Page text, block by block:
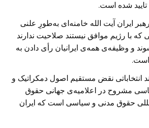
شده است.
۳۰ دی ۱۳۹۴، رهبر ایران آیت الله خامنه‌ای به‌طورِ علنی
که با رژیم موافق نیستند صلاحیت ندارند
و وظیفه‌ی همه‌ی ایرانیان رأی دادن به
است.
انتخاباتی نقض مستقیم اصول دمکراتیک و
مشروح در اعلامیه‌ی جهانی حقوق
حقوق مدنی و سیاسی است که ایران